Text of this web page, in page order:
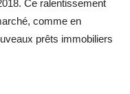
Ce ralentissement
comme en
prêts immobiliers